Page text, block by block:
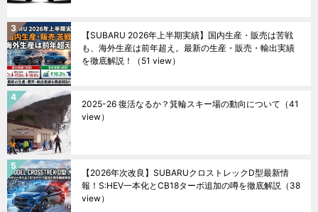
【SUBARU 2026年上半期実績】国内生産・販売は苦戦
も、海外生産は前年超え。最新の生産・販売・輸出実績
を徹底解説！
（51 view）
2025-26 復活なるか？箕輪スキー場の動向について （41
view）
【2026年次改良】SUBARUクロストレックD型最新情
報！S:HEV一本化とCB18ターボ追加の噂を徹底解説 （38
view）